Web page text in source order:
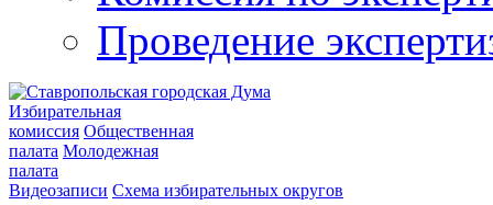
Проведение
Избирательная
комиссия Общественная
палата Молодежная
палата
Видеозаписи Схема избирательных округов